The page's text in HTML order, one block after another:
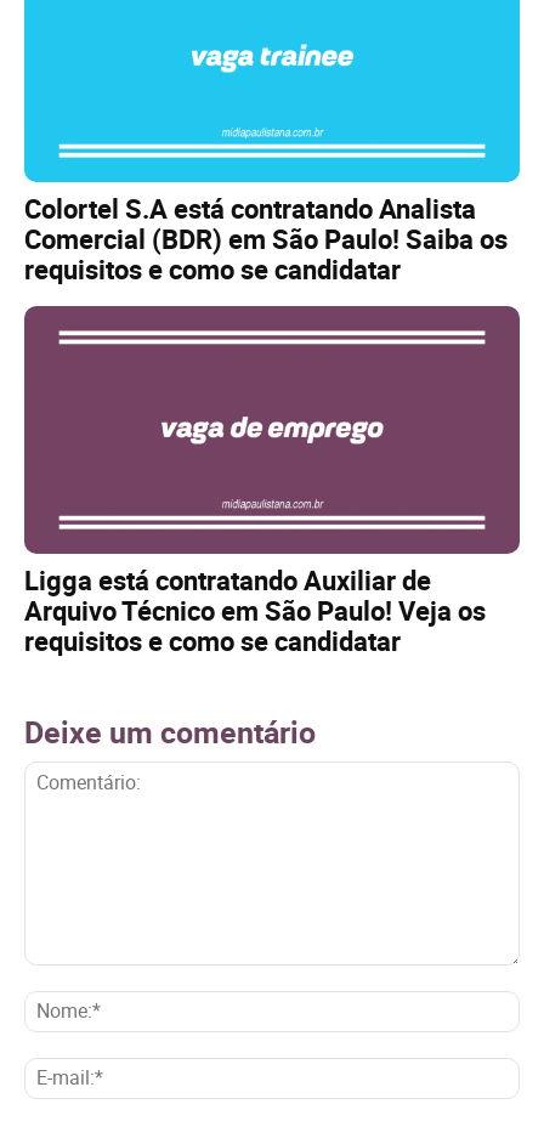
Colortel S.A está contratando Analista
Comercial (BDR) em São Paulo! Saiba os
requisitos e como se candidatar
Ligga está contratando Auxiliar de
Arquivo Técnico em São Paulo! Veja os
requisitos e como se candidatar
Deixe um comentário
E-